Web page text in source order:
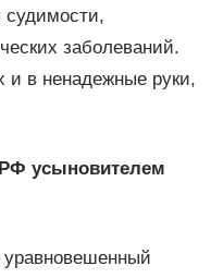
судимости,
заболеваний.
и в ненадежные руки,
РФ усыновителем